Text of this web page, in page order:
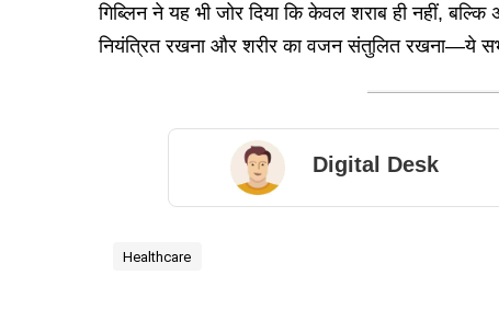
गिब्लिन ने यह भी जोर दिया कि केवल शराब ही नहीं,
नियंत्रित रखना और शरीर का वजन संतुलित रखना—ये
Digital Desk
Healthcare